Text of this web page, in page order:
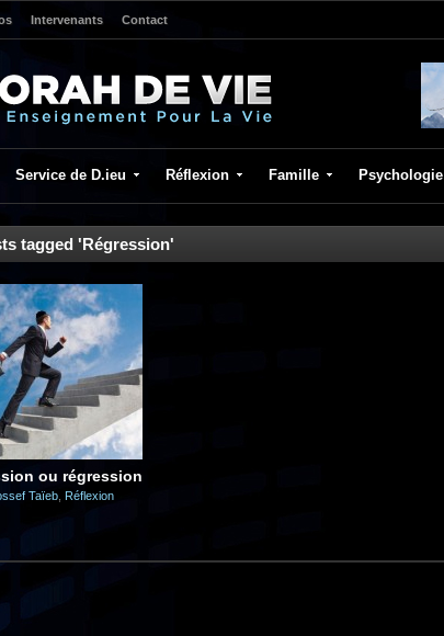
Intervenants Contact
Service de D.ieu Réflexion Famille Psychologie
tagged 'Régression'
ou régression
Taïeb Réflexion